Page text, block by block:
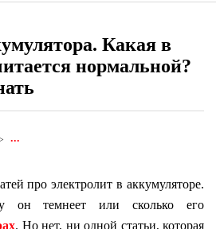
Какая в
нормальной?
...
про электролит в аккумуляторе.
он темнеет или сколько его
. Но нет, ни одной статьи, которая